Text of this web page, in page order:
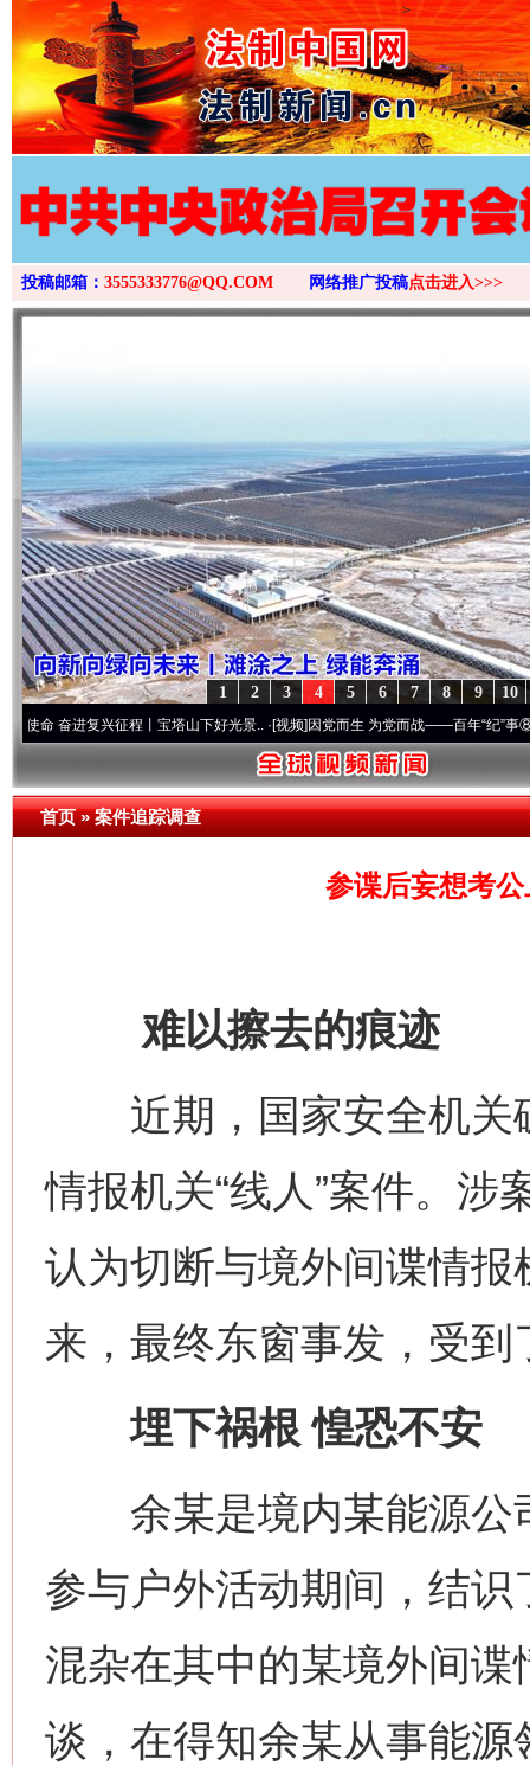
>
投稿邮箱： 3555333776@QQ.COM 网络推广投稿点击进入>>>
10
9
8
7
6
5
4
3
2
1
进复兴征程丨宝塔山下好光景..·[视频]因党而生 为党而战——百年“纪”事⑧加强纪
首页»案件追踪调查
参谍后妄想考
难以擦去的痕迹
近期，国家安全机关
情报机关“线人”案件。涉
认为切断与境外间谍情
来，最终东窗事发，受到
埋下祸根 惶恐不安
余某是境内某能源公
参与户外活动期间，结
混杂在其中的某境外间
谈，在得知余某从事能